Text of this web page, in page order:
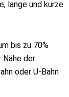
lange und kurze
bis zu 70%
der
oder U-Bahn